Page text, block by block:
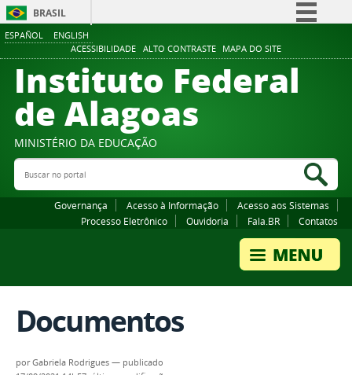
ESPAÑOL ENGLISH
ACESSIBILIDADE ALTO CONTRASTE MAPA DO SITE
BRASIL
Comunica BR
Participe
Canais
Instituto Federal
de Alagoas
MINISTÉRIO DA EDUCAÇÃO
Buscar no portal
Governança Acesso à Informação
Acesso aos Sistemas
Processo Eletrônico
Ouvidoria Fala.BR Contatos
Documentos
porGabriela Rodrigues — publicado